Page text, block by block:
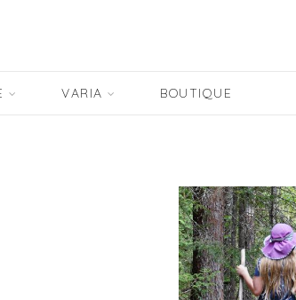
VARIA BOUTIQUE